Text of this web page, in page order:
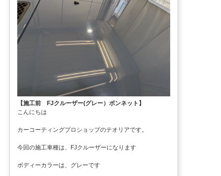
【施工前 FJクルーザー(グレー）ボンネット】
こんにちは
カーコーティングプロショップのテオリアです。
今回の施工車種は、FJクルーザーになります
ボディーカラーは、グレーです